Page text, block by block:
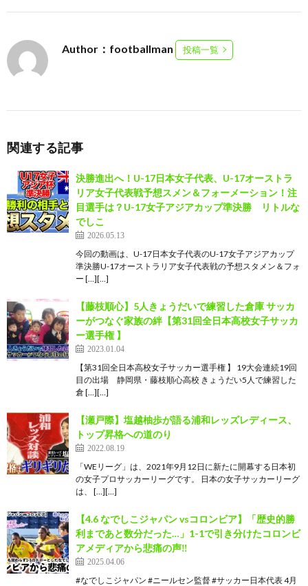
Author：footballman 投稿一覧
関連する記事
決勝進出へ！U-17日本女子代表、U-17オーストラ
リア女子代表戦予想スメン＆フォーメーション！注
目選手は？U-17女子アジアカップ準決勝 リトルな
でしこ
2026.05.13
今回の動画は、U-17日本女子代表のU-17女子アジアカップ
準決勝U-17オーストラリア女子代表戦の予想スタメン＆フォ
ー […][…]
【藤枝順心】5人きょうだいで練習した倉庫 サッカ
ーがつなぐ家族の絆【第31回全日本高校女子サッカ
ー選手権 】
2023.01.04
【第31回全日本高校女子サッカー選手権 】 19大会連続19回
目の出場 静岡県・藤枝順心高校 きょうだい5人で練習した
倉 […][…]
【瀬戸際】塩越柚歩が語る浦和レッズレディース、
トップ昇格への道のり
2022.08.19
「WEリーグ」は、2021年9月12日に新たに開幕する日本初
の女子プロサッカーリーグです。 日本の女子サッカーリーグ
は、 […][…]
【4.6 なでしこジャパン vsコロンビア】「歴史的勝
利まであと数分だった…」1-1で引き分けたコロンビ
アメディアから悲痛の声‼︎
2025.04.06
#なでしこジャパン #ニールセン監督 #サッカー日本代表 4月